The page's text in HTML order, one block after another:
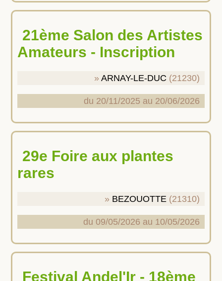
21ème Salon des Artistes
Amateurs - Inscription
ARNAY-LE-DUC (21230)
du 20/11/2025 au 20/06/2026
29e Foire aux plantes
rares
BEZOUOTTE (21310)
du 09/05/2026 au 10/05/2026
Festival Andel'Ir - 18ème